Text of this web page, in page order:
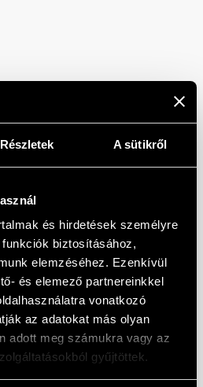
Részletek A sütikről
és hirdetések személyre
biztosításához,
elemzéséhez. Ezenkívül
és elemező partnereinkkel
vonatkozó
az adatokat más olyan
adott meg számukra vagy az
gyűjtöttek.